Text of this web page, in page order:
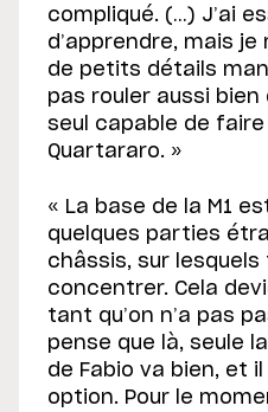
compliqué. (…) J’ai
d’apprendre, mais
de petits détails
pas rouler aussi bien
seul capable de
Quartararo. »
« La base de la M1
quelques parties
châssis, sur lesquels
concentrer. Cela
tant qu’on n’a pas
pense que là, seule
de Fabio va bien, et il
option. Pour le